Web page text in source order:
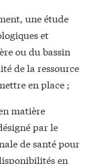
une étude
et
ou du bassin
de la ressource
en place ;
matière
par le
de santé pour
en